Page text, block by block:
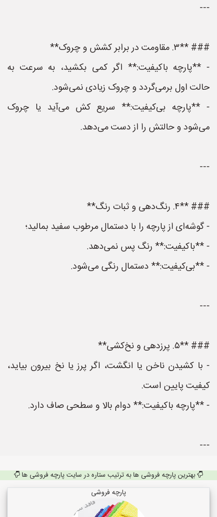
---
### **۳. مقاومت در برابر کشش و چروک**
- **پارچه باکیفیت:** اگر کمی بکشید، به سرعت به
حالت اول برمی‌گردد و چروک زیادی نمی‌شود.
- **پارچه بی‌کیفیت:** سریع کش می‌آید یا چروک
می‌شود و حالتش را از دست می‌دهد.
---
### **۴. رنگ‌دهی و ثبات رنگ**
- گوشه‌ای از پارچه را با دستمال مرطوب سفید بمالید؛
- **باکیفیت:** رنگ پس نمی‌دهد.
- **بی‌کیفیت:** دستمال رنگی می‌شود.
---
### **۵. پرزدهی و نخ‌کشی**
- با کشیدن ناخن یا انگشت، اگر پرز یا نخ بیرون بیاید،
کیفیت پایین است.
- **پارچه باکیفیت:** دوام بالا و سطحی صاف دارد.
---
بهترین پارچه فروشی ها به ترتیب ستاره در سایت پارچه فروشی ها
پارچه فروشی